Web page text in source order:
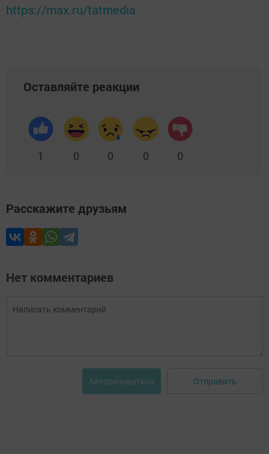
https://max.ru/tatmedia
Оставляйте реакции
1 0 0 0 0
Расскажите друзьям
Нет комментариев
Авторизоваться Отправить